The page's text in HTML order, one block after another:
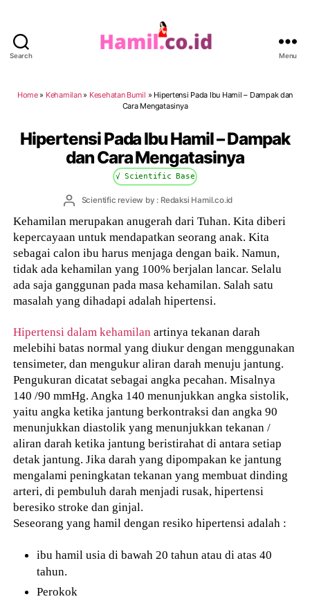
Search Menu
Home» Kehamilan» Kesehatan Bumil » Hipertensi Pada Ibu Hamil – Dampak dan
Cara Mengatasinya
Hipertensi Pada Ibu Hamil – Dampak
dan Cara Mengatasinya
√ Scientific Base
PostScientific review by : Redaksi Hamil.co.id
Kehamilan merupakan anugerah dari Tuhan. Kita diberi
kepercayaan untuk mendapatkan seorang anak. Kita
sebagai calon ibu harus menjaga dengan baik. Namun,
tidak ada kehamilan yang 100% berjalan lancar. Selalu
ada saja ganggunan pada masa kehamilan. Salah satu
masalah yang dihadapi adalah hipertensi.
Hipertensi dalam kehamilan artinya tekanan darah
melebihi batas normal yang diukur dengan menggunakan
tensimeter, dan mengukur aliran darah menuju jantung.
Pengukuran dicatat sebagai angka pecahan. Misalnya
140 /90 mmHg. Angka 140 menunjukkan angka sistolik,
yaitu angka ketika jantung berkontraksi dan angka 90
menunjukkan diastolik yang menunjukkan tekanan /
aliran darah ketika jantung beristirahat di antara setiap
detak jantung. Jika darah yang dipompakan ke jantung
mengalami peningkatan tekanan yang membuat dinding
arteri, di pembuluh darah menjadi rusak, hipertensi
beresiko stroke dan ginjal.
Seseorang yang hamil dengan resiko hipertensi adalah :
ibu hamil usia di bawah 20 tahun atau di atas 40
tahun.
Perokok